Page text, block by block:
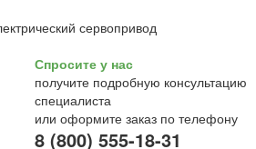
сервопривод
Спросите у нас
получите подробную консультацию
специалиста
или оформите заказ по телефону
8 (800) 555-18-31